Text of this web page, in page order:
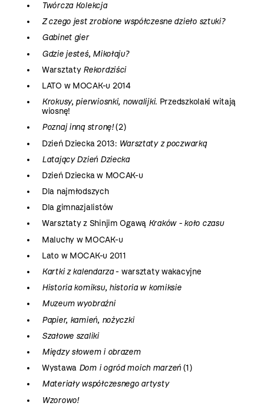
Twórcza Kolekcja
Z czego jest zrobione współczesne dzieło sztuki?
Gabinet gier
Gdzie jesteś, Mikołaju?
Warsztaty Rekordziści
LATO w MOCAK-u 2014
Krokusy, pierwiosnki, nowalijki. Przedszkolaki witają
wiosnę!
Poznaj inną stronę!(2)
Dzień Dziecka 2013: Warsztaty z poczwarką
Latający Dzień Dziecka
Dzień Dziecka w MOCAK-u
Dla najmłodszych
Dla gimnazjalistów
Warsztaty z Shinjim Ogawą Kraków - koło czasu
Maluchy w MOCAK-u
Lato w MOCAK-u 2011
Kartki z kalendarza- warsztaty wakacyjne
Historia komiksu, historia w komiksie
Muzeum wyobraźni
Papier, kamień, nożyczki
Szałowe szaliki
Między słowem i obrazem
Wystawa Dom i ogród moich marzeń(1)
Materiały współczesnego artysty
Wzorowo!